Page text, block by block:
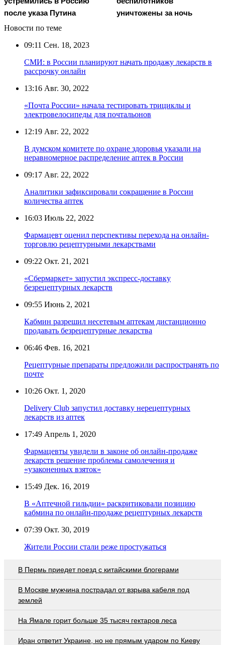
после указа Путина
уничтожены за ночь
Новости по теме
09:11 Сен. 18, 2023
СМИ: в России планируют начать продажу лекарств в
рассрочку онлайн
13:16 Авг. 30, 2022
«Почта России» начала тестировать трициклы и
электровелосипеды для почтальонов
12:19 Авг. 22, 2022
В думском комитете по охране здоровья указали на
неравномерное распределение аптек в России
09:17 Авг. 22, 2022
Аналитики зафиксировали сокращение в России
количества аптек
16:03 Июль 22, 2022
Фармацевт оценил перспективы перехода на онлайн-
торговлю рецептурными лекарствами
09:22 Окт. 21, 2021
«Сбермаркет» запустил экспресс-доставку
безрецептурных лекарств
09:55 Июнь 2, 2021
Кабмин разрешил несетевым аптекам дистанционно
продавать безрецептурные лекарства
06:46 Фев. 16, 2021
Рецептурные препараты предложили распространять по
почте
10:26 Окт. 1, 2020
Delivery Club запустил доставку нерецептурных
лекарств из аптек
17:49 Апрель 1, 2020
Фармацевты увидели в законе об онлайн-продаже
лекарств решение проблемы самолечения и
«узаконенных взяток»
15:49 Дек. 16, 2019
В «Аптечной гильдии» раскритиковали позицию
кабмина по онлайн-продаже рецептурных лекарств
07:39 Окт. 30, 2019
Жители России стали реже простужаться
В Пермь приедет поезд с китайскими блогерами
В Москве мужчина пострадал от взрыва кабеля под
землей
На Ямале горит больше 35 тысяч гектаров леса
Иран ответит Украине, но не прямым ударом по Киеву